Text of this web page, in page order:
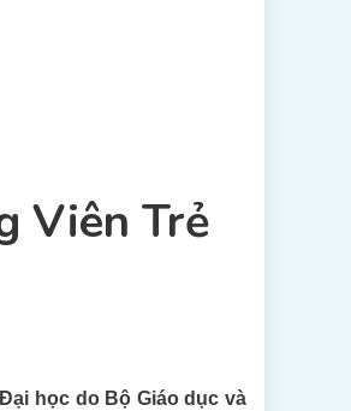
Viên Trẻ
học do Bộ Giáo dục và